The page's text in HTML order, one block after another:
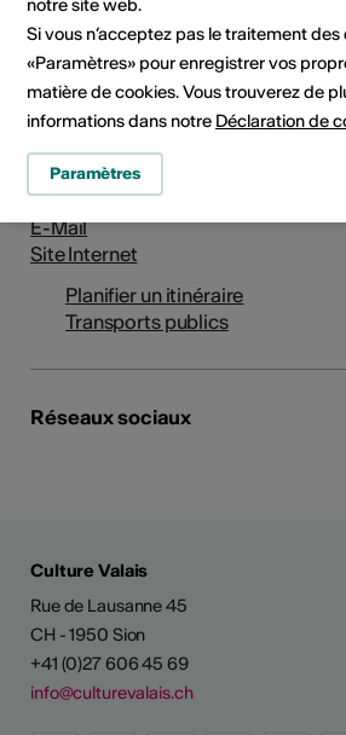
Institution / organisation
Queer Pâdze
bibliothèque LGBTIQ+
Avenue du Ritz 33
Rez inférieur
1950 Sion
E-Mail
Site Internet
Planifier un itinéraire
Transports publics
Réseaux sociaux
Culture Valais
Rue de Lausanne 45
CH - 1950 Sion
+41 (0)27 606 45 69
info@culturevalais.ch
Si vous n’acceptez pas le traitement
«Paramètres» pour enregistrer vos
matière de cookies. Vous trouverez de
informations dans notre Déclaration de
Paramètres